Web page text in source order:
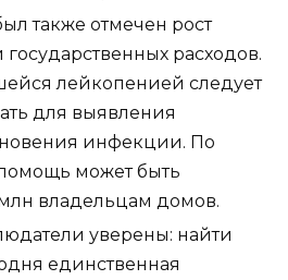
также отмечен рост
государственных расходов.
лейкопенией следует
для выявления
инфекции. По
может быть
владельцам домов.
уверены: найти
единственная